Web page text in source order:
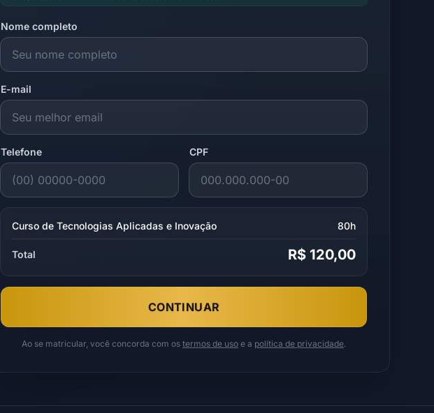
Nome completo
E-mail
Telefone CPF
Curso de Tecnologias Aplicadas e Inovação 80h
Total R$ 120,00
CONTINUAR
Ao se matricular, você concorda com os termos de uso e a política de privacidade.